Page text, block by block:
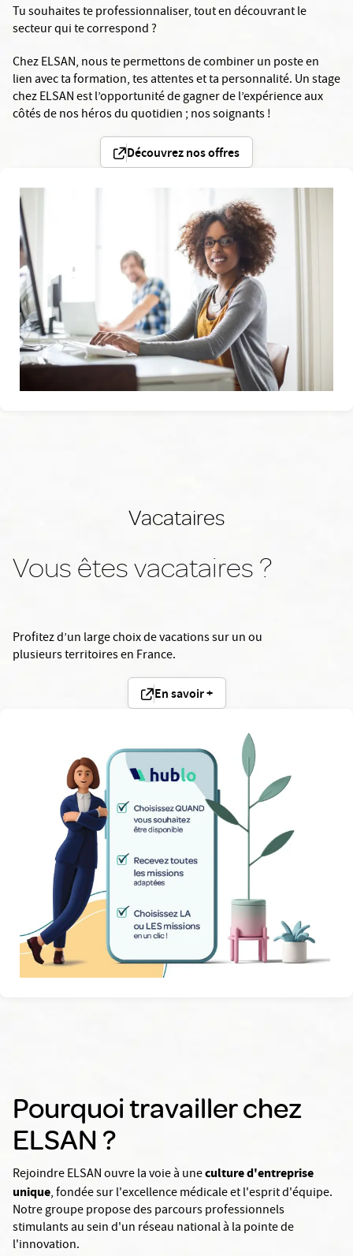
Tu souhaites te professionnaliser, tout en découvrant le
secteur qui te correspond ?
Chez ELSAN, nous te permettons de combiner un poste en
lien avec ta formation, tes attentes et ta personnalité. Un stage
chez ELSAN est l’opportunité de gagner de l’expérience aux
côtés de nos héros du quotidien ; nos soignants !
Découvrez nos offres
Vacataires
Vous êtes vacataires ?
Profitez d’un large choix de vacations sur un ou
plusieurs territoires en France.
En savoir +
Pourquoi travailler chez
ELSAN ?
Rejoindre ELSAN ouvre la voie à uneculture d'entreprise
unique, fondée sur l'excellence médicale et l'esprit d'équipe.
Notre groupe propose des parcours professionnels
stimulants au sein d'un réseau national à la pointe de
l'innovation.